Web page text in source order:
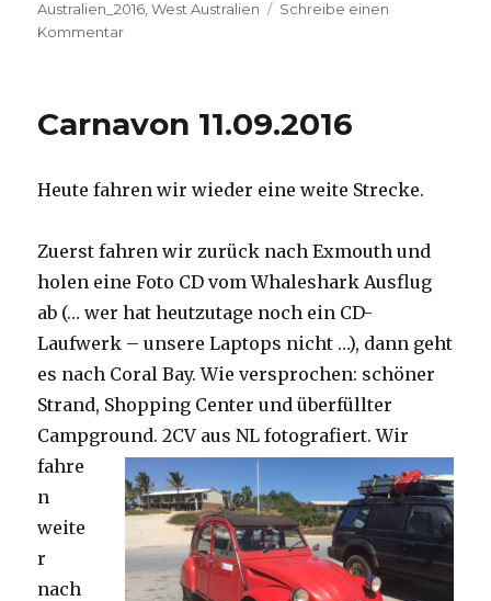
am
Australien_2016 ,West Australien
Schreibe einen
Kommentarzu
Carnavon 11.09.2016
Heute fahren wir wieder eine weite Strecke.
Zuerst fahren wir zurück nach Exmouth und
holen eine Foto CD vom Whaleshark Ausflug
ab (… wer hat heutzutage noch ein CD-
Laufwerk – unsere Laptops nicht …), dann geht
es nach Coral Bay. Wie versprochen: schöner
Strand, Shopping Center und überfüllter
Campground.2CV aus NL fotografiert. Wir
fahre
n
weite
r
nach